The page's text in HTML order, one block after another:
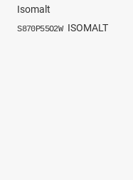
Isomalt
S870P55O2W ISOMALT